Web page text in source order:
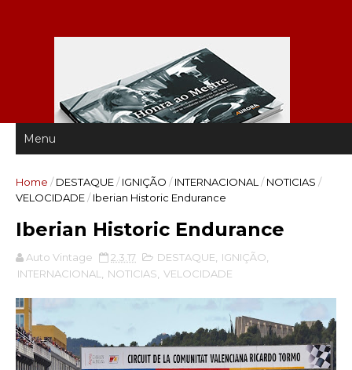
Home / DESTAQUE/ IGNIÇÃO / INTERNACIONAL / NOTICIAS /
VELOCIDADE/ Iberian Historic Endurance
Iberian Historic Endurance
Auto Vintage 2.3.17 DESTAQUE IGNIÇÃO
INTERNACIONAL
NOTICIAS VELOCIDADE